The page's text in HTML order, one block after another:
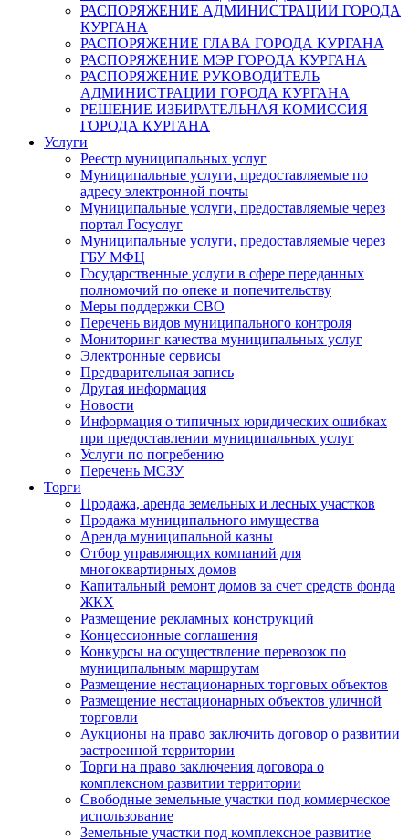
РАСПОРЯЖЕНИЕ АДМИНИСТРАЦИИ ГОРОДА
КУРГАНА
РАСПОРЯЖЕНИЕ ГЛАВА ГОРОДА КУРГАНА
РАСПОРЯЖЕНИЕ МЭР ГОРОДА КУРГАНА
РАСПОРЯЖЕНИЕ РУКОВОДИТЕЛЬ
АДМИНИСТРАЦИИ ГОРОДА КУРГАНА
РЕШЕНИЕ ИЗБИРАТЕЛЬНАЯ КОМИССИЯ
ГОРОДА КУРГАНА
Услуги
Реестр муниципальных услуг
Муниципальные услуги, предоставляемые по
адресу электронной почты
Муниципальные услуги, предоставляемые через
портал Госуслуг
Муниципальные услуги, предоставляемые через
ГБУ МФЦ
Государственные услуги в сфере переданных
полномочий по опеке и попечительству
Меры поддержки СВО
Перечень видов муниципального контроля
Мониторинг качества муниципальных услуг
Электронные сервисы
Предварительная запись
Другая информация
Новости
Информация о типичных юридических ошибках
при предоставлении муниципальных услуг
Услуги по погребению
Перечень МСЗУ
Торги
Продажа, аренда земельных и лесных участков
Продажа муниципального имущества
Аренда муниципальной казны
Отбор управляющих компаний для
многоквартирных домов
Капитальный ремонт домов за счет средств фонда
ЖКХ
Размещение рекламных конструкций
Концессионные соглашения
Конкурсы на осуществление перевозок по
муниципальным маршрутам
Размещение нестационарных торговых объектов
Размещение нестационарных объектов уличной
торговли
Аукционы на право заключить договор о развитии
застроенной территории
Торги на право заключения договора о
комплексном развитии территории
Свободные земельные участки под коммерческое
использование
Земельные участки под комплексное развитие